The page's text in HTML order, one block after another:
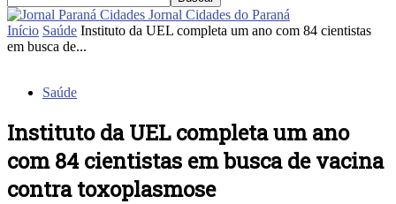
Jornal Cidades do Paraná
Início Saúde Instituto da UEL completa um ano com 84 cientistas
em busca de...
Saúde
Instituto da UEL completa um ano
com 84 cientistas em busca de vacina
contra toxoplasmose